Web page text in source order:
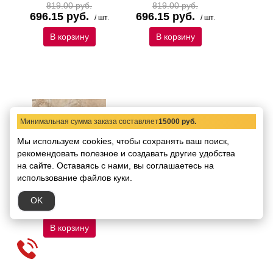
819.00 руб.
696.15 руб. / шт.
В корзину
819.00 руб.
696.15 руб. / шт.
В корзину
Плинтус Ceracasa
Dolomite Rodapie
Bullnose Sand 7,6x49,1
52821
819.00 руб.
696.15 руб.
В корзину
Минимальная сумма заказа составляет15000 руб.
Мы используем cookies, чтобы сохранять ваш поиск,
рекомендовать полезное и создавать другие удобства
на сайте. Оставаясь с нами, вы соглашаетесь на
использование файлов куки.
OK